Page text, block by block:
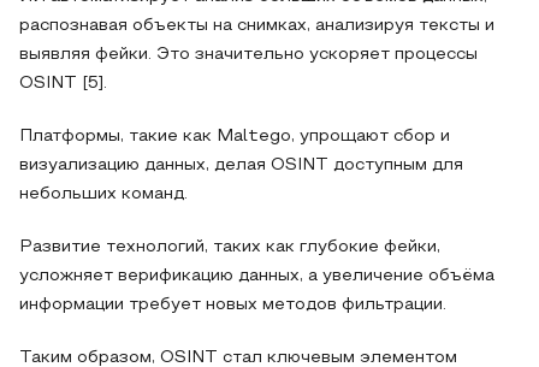
распознавая объекты на снимках, анализируя тексты и
выявляя фейки. Это значительно ускоряет процессы
OSINT [5].
Платформы, такие как Maltego, упрощают сбор и
визуализацию данных, делая OSINT доступным для
небольших команд.
Развитие технологий, таких как глубокие фейки,
усложняет верификацию данных, а увеличение объёма
информации требует новых методов фильтрации.
Таким образом, OSINT стал ключевым элементом